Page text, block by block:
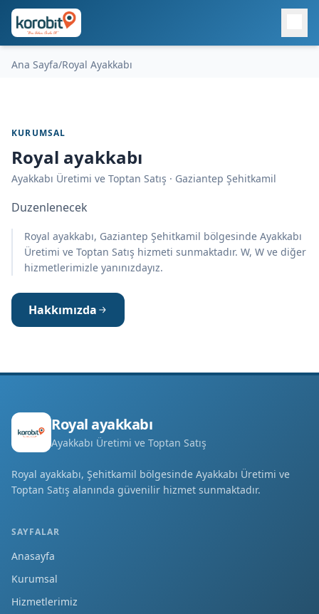
Ana Sayfa/Royal Ayakkabı
KURUMSAL
Royal ayakkabı
Ayakkabı Üretimi ve Toptan Satış · Gaziantep Şehitkamil
Duzenlenecek
Royal ayakkabı, Gaziantep Şehitkamil bölgesinde Ayakkabı
Üretimi ve Toptan Satış hizmeti sunmaktadır. W, W ve diğer
hizmetlerimizle yanınızdayız.
Hakkımızda
Royal ayakkabı
Ayakkabı Üretimi ve Toptan Satış
Royal ayakkabı, Şehitkamil bölgesinde Ayakkabı Üretimi ve
Toptan Satış alanında güvenilir hizmet sunmaktadır.
SAYFALAR
Anasayfa
Kurumsal
Hizmetlerimiz